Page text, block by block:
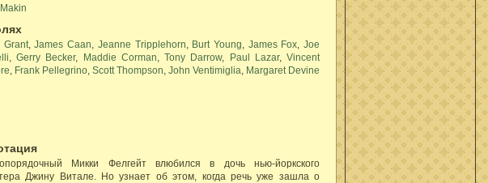
Grant,James Caan, Jeanne Tripplehorn, Burt Young, James Fox,Joe
,Gerry Becker, Maddie Corman,Tony Darrow, Paul Lazar,Vincent
, Frank Pellegrino, Scott Thompson, John Ventimiglia, Margaret Devine
Микки Фелгейт влюбился в дочь нью-йоркского
Джину Витале. Но узнает об этом, когда речь уже зашла о